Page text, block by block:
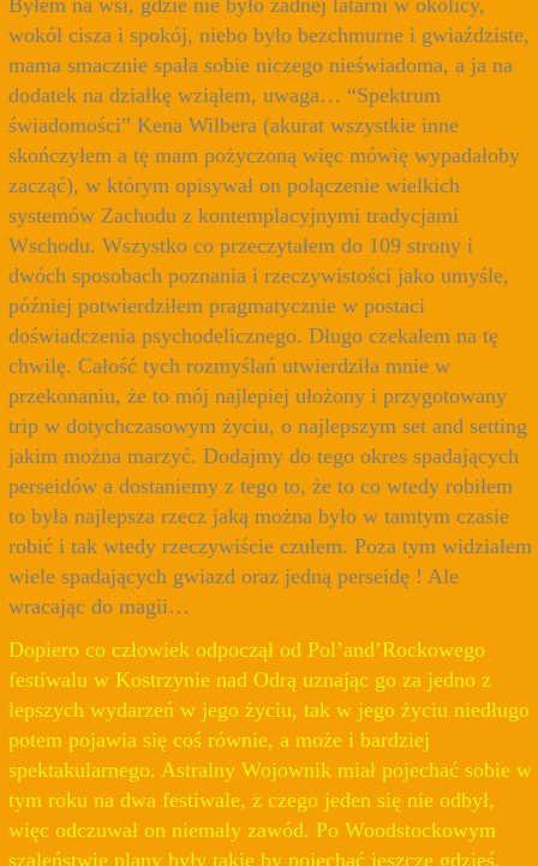
Byłem na wsi, gdzie nie było żadnej latarni w okolicy,
wokół cisza i spokój, niebo było bezchmurne i gwiaździste,
mama smacznie spała sobie niczego nieświadoma, a ja na
dodatek na działkę wziąłem, uwaga… “Spektrum
świadomości” Kena Wilbera (akurat wszystkie inne
skończyłem a tę mam pożyczoną więc mówię wypadałoby
zacząć), w którym opisywał on połączenie wielkich
systemów Zachodu z kontemplacyjnymi tradycjami
Wschodu. Wszystko co przeczytałem do 109 strony i
dwóch sposobach poznania i rzeczywistości jako umyśle,
później potwierdziłem pragmatycznie w postaci
doświadczenia psychodelicznego. Długo czekałem na tę
chwilę. Całość tych rozmyślań utwierdziła mnie w
przekonaniu, że to mój najlepiej ułożony i przygotowany
trip w dotychczasowym życiu, o najlepszym set and setting
jakim można marzyć. Dodajmy do tego okres spadających
perseidów a dostaniemy z tego to, że to co wtedy robiłem
to była najlepsza rzecz jaką można było w tamtym czasie
robić i tak wtedy rzeczywiście czułem. Poza tym widziałem
wiele spadających gwiazd oraz jedną perseidę ! Ale
wracając do magii…
Dopiero co człowiek odpoczął od Pol’and’Rockowego
festiwalu w Kostrzynie nad Odrą uznając go za jedno z
lepszych wydarzeń w jego życiu, tak w jego życiu niedługo
potem pojawia się coś równie, a może i bardziej
spektakularnego. Astralny Wojownik miał pojechać sobie w
tym roku na dwa festiwale, z czego jeden się nie odbył,
więc odczuwał on niemały zawód. Po Woodstockowym
szaleństwie plany były takie by pojechać jeszcze gdzieś.